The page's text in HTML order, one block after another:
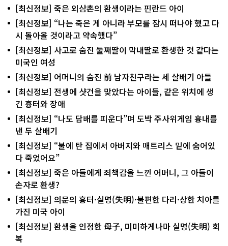
[최신정보] 죽은 외삼촌의 환생이라는 핀란드 아이
[최신정보] “나는 죽은 게 아니라 부모를 잠시 떠나야 했고 다
시 돌아올 것이라고 약속했다”
[최신정보] 사고로 숨진 둘째딸이 막내딸로 환생한 것 같다는
미국인 여성
[최신정보] 어머니의 숨진 前 남자친구라는 세 살배기 아들
[최신정보] 전생에 샷건을 맞았다는 아이들, 같은 위치에 생
긴 흉터와 장애
[최신정보] “나도 담배를 피운다”며 도박 주사위게임 흉내를
낸 두 살배기
[최신정보] “불에 탄 집에서 아버지와 매트리스 밑에 숨어있
다 죽었어요”
[최신정보] 죽은 아들에게 죄책감을 느낀 어머니, 그 아들이
손자로 환생?
[최신정보] 의문의 흉터·실명(失明)·불편한 다리·상한 치아를
가진 미국 아이
[최신정보] 환생을 인정한 母子, 미미하게나마 실명(失明) 회
복